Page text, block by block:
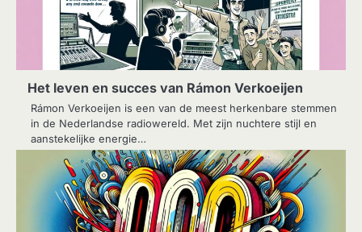
Het leven en succes van Rámon Verkoeijen
Rámon Verkoeijen is een van de meest herkenbare stemmen
in de Nederlandse radiowereld. Met zijn nuchtere stijl en
aanstekelijke energie…